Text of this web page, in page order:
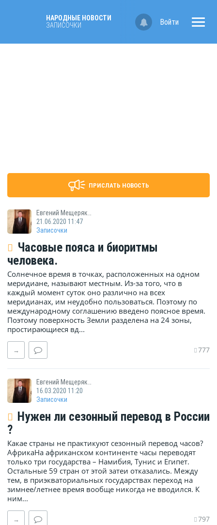
НАРОДНЫЕ НОВОСТИ
ЗАПИСОЧКИ
Войти
ПРИСЛАТЬ НОВОСТЬ
Евгений Мещеряков
21.06.2020 11:47
Записочки
Часовые пояса и биоритмы
человека.
Солнечное время в точках, расположенных на одном
меридиане, называют местным. Из-за того, что в
каждый момент суток оно различно на всех
меридианах, им неудобно пользоваться. Поэтому по
международному соглашению введено поясное время.
Поэтому поверхность Земли разделена на 24 зоны,
простирающиеся вд...
→ 777
Евгений Мещеряков
16.03.2020 11:20
Записочки
Нужен ли сезонный перевод в России
?
Какае страны не практикуют сезонный перевод часов?
АфрикаНа африканском континенте часы переводят
только три государства – Намибия, Тунис и Египет.
Остальные 59 стран от этой затеи отказались. Между
тем, в приэкваториальных государствах переход на
зимнее/летнее время вообще никогда не вводился. К
ним...
→ 797